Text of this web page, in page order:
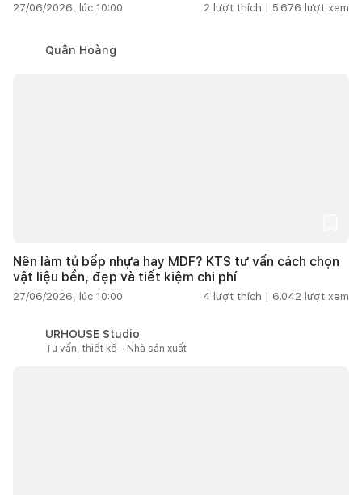
27/06/2026, lúc 10:00 2 lượt thích | 5.676 lượt xem
Quân Hoàng
Nên làm tủ bếp nhựa hay MDF? KTS tư vấn cách chọn
vật liệu bền, đẹp và tiết kiệm chi phí
27/06/2026, lúc 10:00 4 lượt thích | 6.042 lượt xem
URHOUSE Studio
Tư vấn, thiết kế - Nhà sản xuất